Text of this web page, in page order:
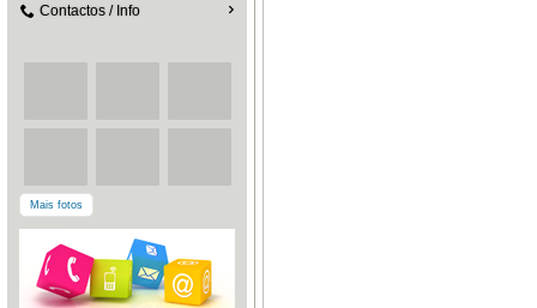
Contactos / Info
Mais fotos